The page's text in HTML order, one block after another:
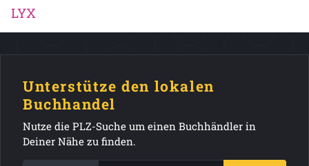
LYX
Unterstütze den lokalen
Buchhandel
Nutze die PLZ-Suche um einen Buchhändler in
Deiner Nähe zu finden.